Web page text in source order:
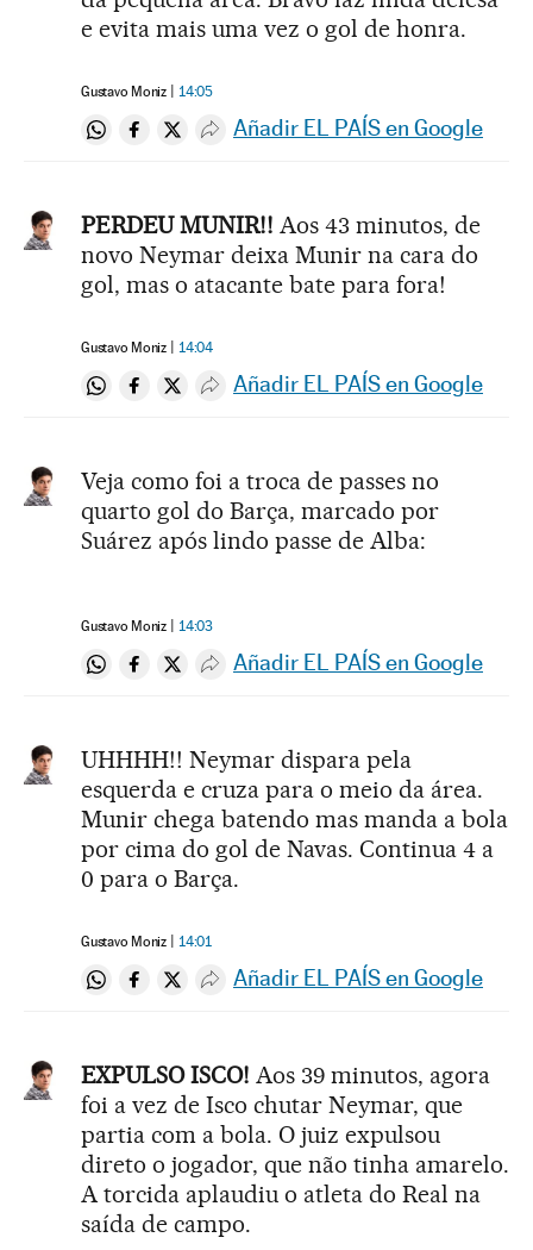
e evita mais uma vez o gol de honra.
Gustavo Moniz 14:05
Compartir en Whatsapp
Compartir en Facebook
Compartir en Twitter
Desplegar Redes Sociales
Añadir EL PAÍS en Google
PERDEU MUNIR!! Aos 43 minutos, de
novo Neymar deixa Munir na cara do
gol, mas o atacante bate para fora!
Gustavo Moniz 14:04
Compartir en Whatsapp
Compartir en Facebook
Compartir en Twitter
Desplegar Redes Sociales
Añadir EL PAÍS en Google
Veja como foi a troca de passes no
quarto gol do Barça, marcado por
Suárez após lindo passe de Alba:
Gustavo Moniz 14:03
Compartir en Whatsapp
Compartir en Facebook
Compartir en Twitter
Desplegar Redes Sociales
Añadir EL PAÍS en Google
UHHHH!! Neymar dispara pela
esquerda e cruza para o meio da área.
Munir chega batendo mas manda a bola
por cima do gol de Navas. Continua 4 a
0 para o Barça.
Gustavo Moniz 14:01
Compartir en Whatsapp
Compartir en Facebook
Compartir en Twitter
Desplegar Redes Sociales
Añadir EL PAÍS en Google
EXPULSO ISCO! Aos 39 minutos, agora
foi a vez de Isco chutar Neymar, que
partia com a bola. O juiz expulsou
direto o jogador, que não tinha amarelo.
A torcida aplaudiu o atleta do Real na
saída de campo.